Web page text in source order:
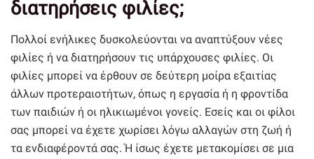
διατηρήσεις φιλίες;
Πολλοί ενήλικες δυσκολεύονται να αναπτύξουν νέες
φιλίες ή να διατηρήσουν τις υπάρχουσες φιλίες. Οι
φιλίες μπορεί να έρθουν σε δεύτερη μοίρα εξαιτίας
άλλων προτεραιοτήτων, όπως η εργασία ή η φροντίδα
των παιδιών ή οι ηλικιωμένοι γονείς. Εσείς και οι φίλοι
σας μπορεί να έχετε χωρίσει λόγω αλλαγών στη ζωή ή
τα ενδιαφέροντά σας. Ή ίσως έχετε μετακομίσει σε μια